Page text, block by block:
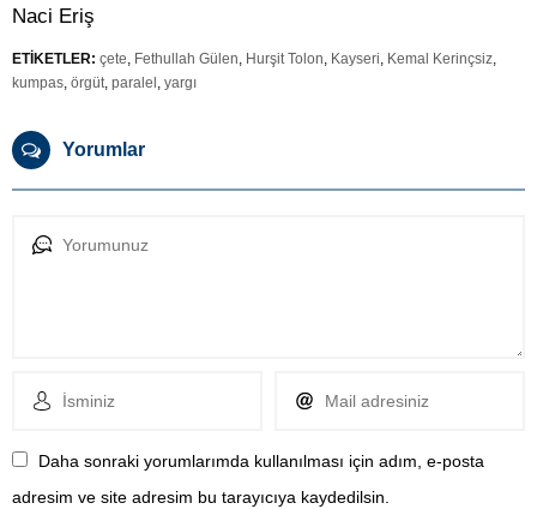
Naci Eriş
ETİKETLER: çete, Fethullah Gülen, Hurşit Tolon, Kayseri, Kemal Kerinçsiz,
kumpas, örgüt, paralel , yargı
Yorumlar
Daha sonraki yorumlarımda kullanılması için adım, e-posta
adresim ve site adresim bu tarayıcıya kaydedilsin.